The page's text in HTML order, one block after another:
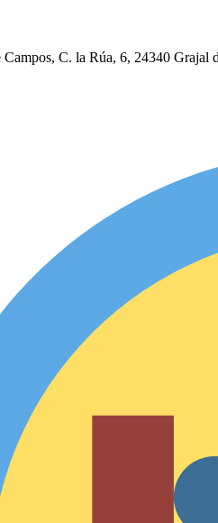
C. la Rúa, 6, 24340 Grajal